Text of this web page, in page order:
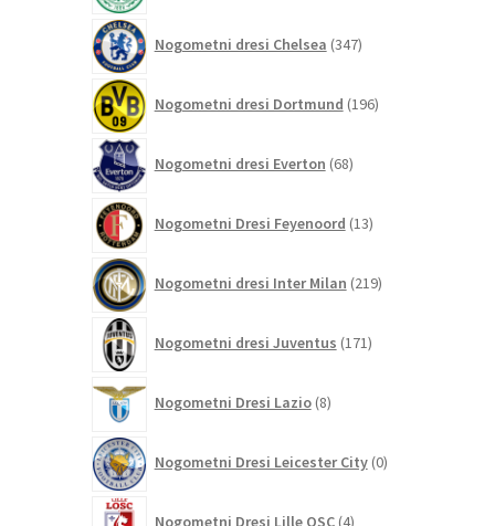
Nogometni dresi Chelsea 347izdelkov
Nogometni dresi Dortmund 196izdelkov
Nogometni dresi Everton 68izdelkov
Nogometni Dresi Feyenoord 13izdelkov
Nogometni dresi Inter Milan 219izdelkov
Nogometni dresi Juventus 171izdelkov
Nogometni Dresi Lazio 8izdelkov
Nogometni Dresi Leicester City 0izdelkov
Nogometni Dresi Lille OSC 4